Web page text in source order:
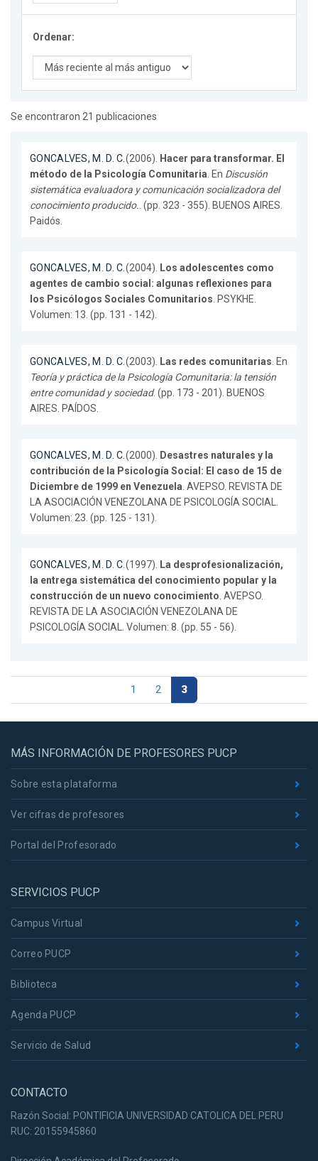
Ordenar:
Se encontraron 21 publicaciones
GONCALVES, M. D. C.(2006). Hacer para transformar. El
método de la Psicología Comunitaria. En Discusión
sistemática evaluadora y comunicación socializadora del
conocimiento producido.. (pp. 323 - 355). BUENOS AIRES.
Paidós.
GONCALVES, M. D. C.(2004). Los adolescentes como
agentes de cambio social: algunas reflexiones para
los Psicólogos Sociales Comunitarios. PSYKHE.
Volumen: 13. (pp. 131 - 142).
GONCALVES, M. D. C.(2003). Las redes comunitarias. En
Teoría y práctica de la Psicología Comunitaria: la tensión
entre comunidad y sociedad. (pp. 173 - 201). BUENOS
AIRES. PAÍDOS.
GONCALVES, M. D. C.(2000). Desastres naturales y la
contribución de la Psicología Social: El caso de 15 de
Diciembre de 1999 en Venezuela. AVEPSO. REVISTA DE
LA ASOCIACIÓN VENEZOLANA DE PSICOLOGÍA SOCIAL.
Volumen: 23. (pp. 125 - 131).
GONCALVES, M. D. C.(1997). La desprofesionalización,
la entrega sistemática del conocimiento popular y la
construcción de un nuevo conocimiento. AVEPSO.
REVISTA DE LA ASOCIACIÓN VENEZOLANA DE
PSICOLOGÍA SOCIAL. Volumen: 8. (pp. 55 - 56).
1 2 3
MÁS INFORMACIÓN DE PROFESORES PUCP
Sobre esta plataforma
Ver cifras de profesores
Portal del Profesorado
SERVICIOS PUCP
Campus Virtual
Correo PUCP
Biblioteca
Agenda PUCP
Servicio de Salud
CONTACTO
Razón Social: PONTIFICIA UNIVERSIDAD CATOLICA DEL PERU
RUC: 20155945860